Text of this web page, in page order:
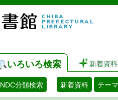
いろいろ検索 新着資料
NDC分類検索 新着資料 テー